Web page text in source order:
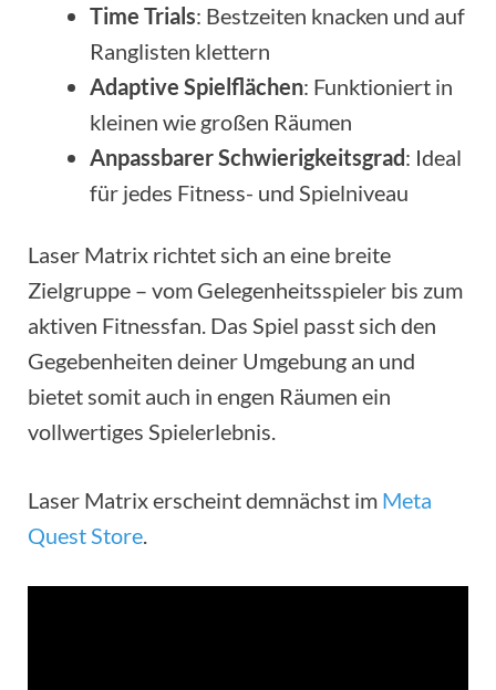
Time Trials: Bestzeiten knacken und auf
Ranglisten klettern
Adaptive Spielflächen: Funktioniert in
kleinen wie großen Räumen
Anpassbarer Schwierigkeitsgrad: Ideal
für jedes Fitness- und Spielniveau
Laser Matrix richtet sich an eine breite
Zielgruppe – vom Gelegenheitsspieler bis zum
aktiven Fitnessfan. Das Spiel passt sich den
Gegebenheiten deiner Umgebung an und
bietet somit auch in engen Räumen ein
vollwertiges Spielerlebnis.
Laser Matrix erscheint demnächst im Meta
Quest Store.